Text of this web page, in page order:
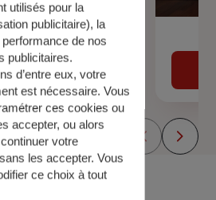
prêt immobilier
utilisés pour la
publicitaire), la
de nos
publicitaires.
d’entre eux, votre
est nécessaire. Vous
ces cookies ou
accepter, ou alors
votre
les accepter. Vous
ce choix à tout